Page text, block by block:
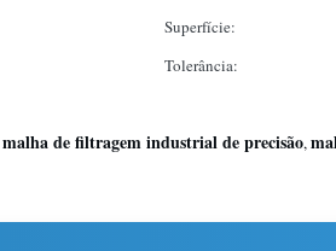
Superfície:
Tolerância:
malha de filtragem industrial de precisão,